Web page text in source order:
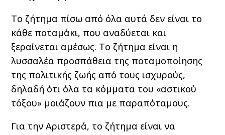
Το ζήτημα πίσω από όλα αυτά δεν είναι το
κάθε ποταμάκι, που αναδύεται και
ξεραίνεται αμέσως. Το ζήτημα είναι η
λυσσαλέα προσπάθεια της ποταμοποίησης
της πολιτικής ζωής από τους ισχυρούς,
δηλαδή ότι όλα τα κόμματα του «αστικού
τόξου» μοιάζουν πια με παραπόταμους.
Για την Αριστερά, το ζήτημα είναι να